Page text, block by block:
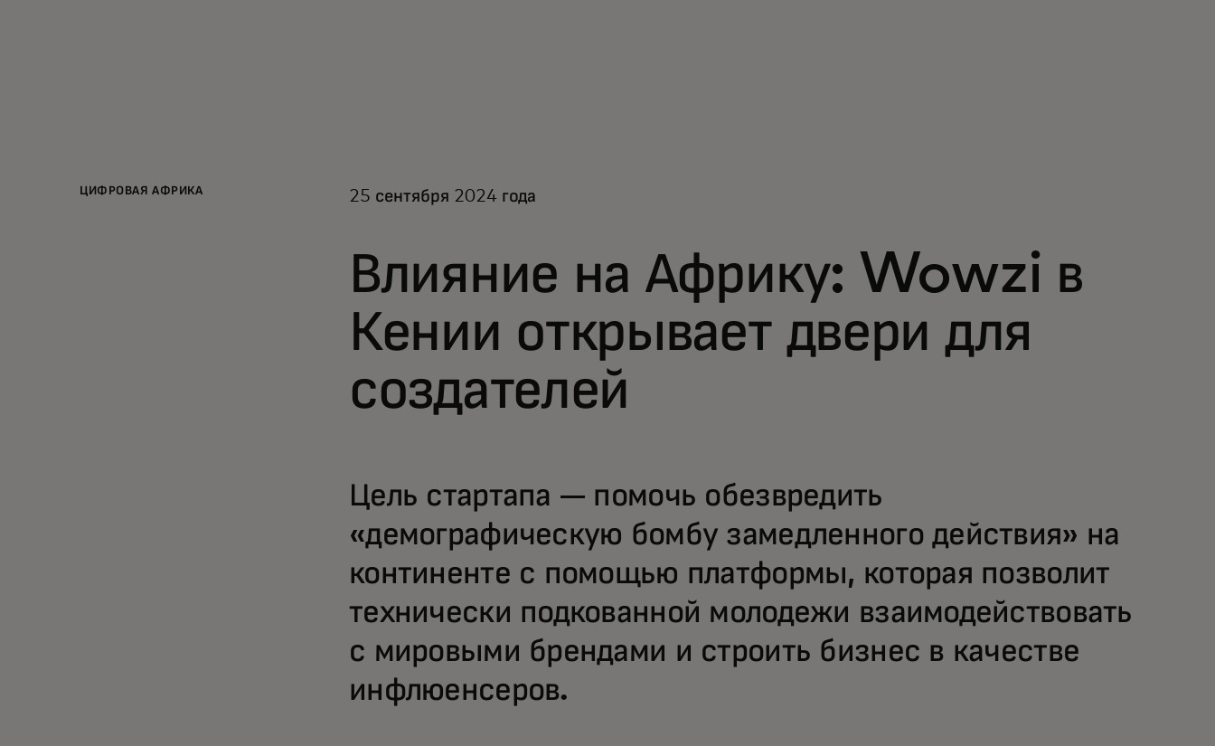
ЦИФРОВАЯ АФРИКА 25 сентября 2024 года
Влияние на Африку: Wowzi в
Кении открывает двери для
создателей
Цель стартапа — помочь обезвредить
«демографическую бомбу замедленного действия» на
континенте с помощью платформы, которая позволит
технически подкованной молодежи взаимодействовать
с мировыми брендами и строить бизнес в качестве
инфлюенсеров.